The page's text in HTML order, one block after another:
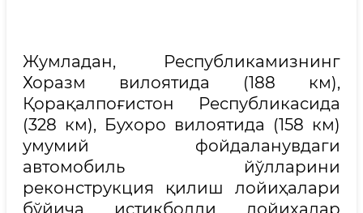
Жумладан, Республикамизнинг
Хоразм вилоятида (188 км),
Қорақалпоғистон Республикасида
(328 км), Бухоро вилоятида (158 км)
умумий фойдаланувдаги
автомобиль йўлларини
реконструкция қилиш лойиҳалари
бўйича истиқболли лойиҳалар